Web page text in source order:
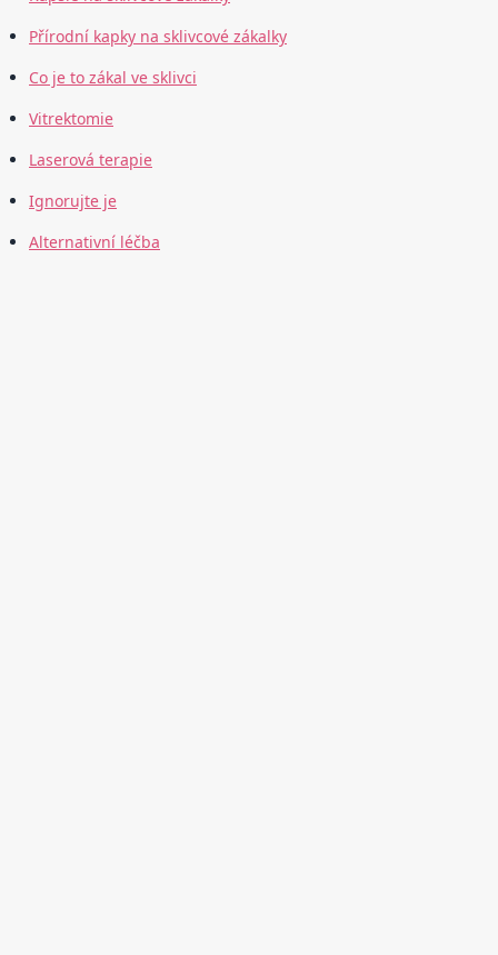
Přírodní kapky na sklivcové zákalky
Co je to zákal ve sklivci
Vitrektomie
Laserová terapie
Ignorujte je
Alternativní léčba